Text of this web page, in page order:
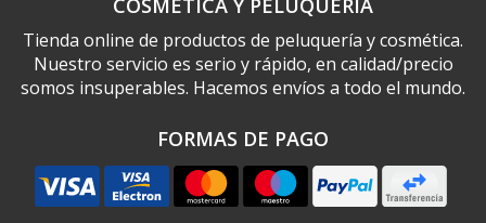
COSMÉTICA Y PELUQUERÍA
Tienda online de productos de peluquería y cosmética.
Nuestro servicio es serio y rápido, en calidad/precio
somos insuperables. Hacemos envíos a todo el mundo.
FORMAS DE PAGO